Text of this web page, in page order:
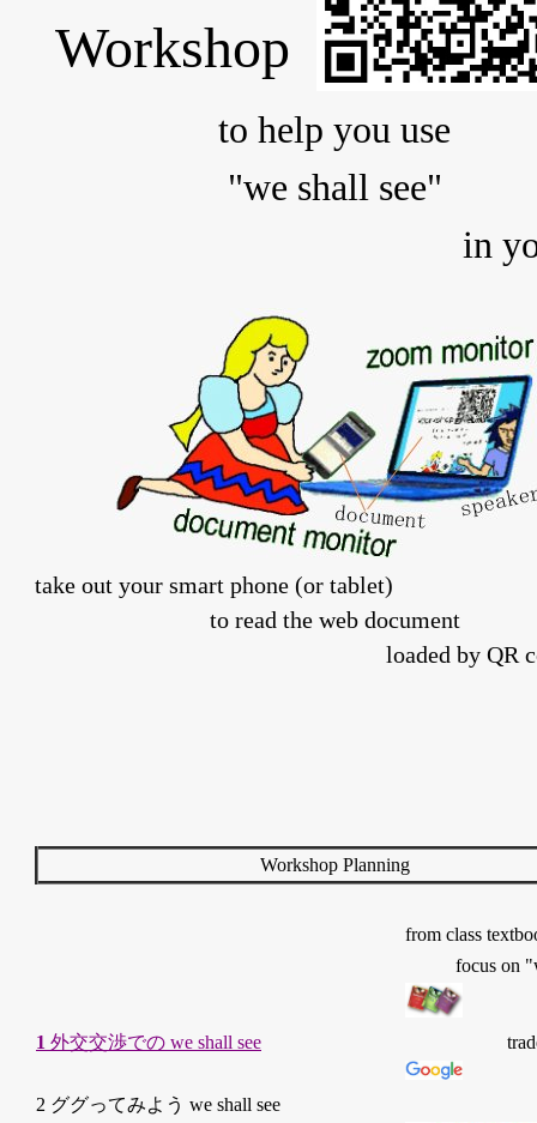
Workshop
to help you use
"we shall see"
in
take out your smart phone (or tablet)
to read the web document
loaded by QR
Workshop Planning
from class
focus on
1 外交交渉での we shall see
2 ググってみよう we shall see